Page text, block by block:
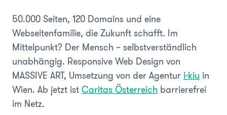
50.000 Seiten, 120 Domains und eine
Webseitenfamilie, die Zukunft schafft. Im
Mittelpunkt? Der Mensch – selbstverständlich
unabhängig. Responsive Web Design von
MASSIVE ART, Umsetzung von der Agentur i-kiu in
Wien. Ab jetzt istCaritas Österreich barrierefrei
im Netz.